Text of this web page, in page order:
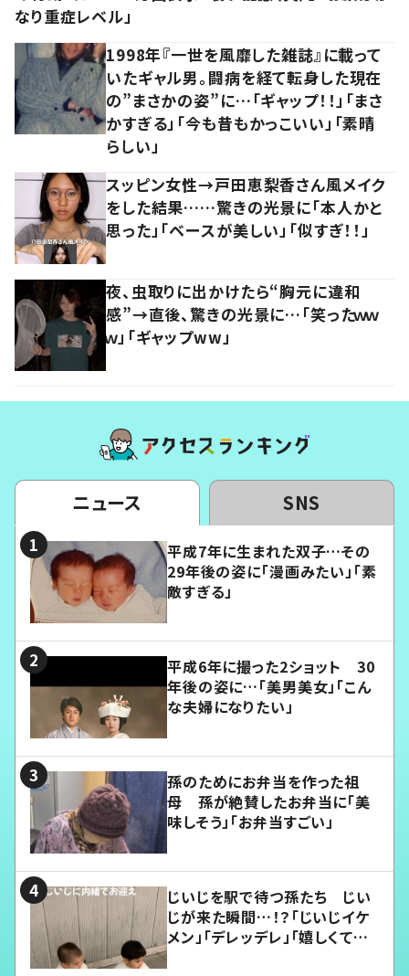
なり重症レベル」
1998年『一世を風靡した雑誌』に載って
いたギャル男。闘病を経て転身した現在
の”まさかの姿”に…「ギャップ！！」「まさ
かすぎる」「今も昔もかっこいい」「素晴
らしい」
スッピン女性→戸田恵梨香さん風メイク
をした結果……驚きの光景に「本人かと
思った」「ベースが美しい」「似すぎ！！」
夜、虫取りに出かけたら“胸元に違和
感”→直後、驚きの光景に…「笑ったｗｗ
ｗ」「ギャップww」
ニュース SNS
平成7年に生まれた双子…その
29年後の姿に「漫画みたい」「素
敵すぎる」
平成6年に撮った2ショット 30
年後の姿に…「美男美女」「こん
な夫婦になりたい」
孫のためにお弁当を作った祖
母 孫が絶賛したお弁当に「美
味しそう」「お弁当すごい」
じいじを駅で待つ孫たち じい
じが来た瞬間…！？「じいじイケ
メン」「デレッデレ」「嬉しくて可